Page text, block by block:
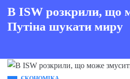
В ISW розкрили, що
Путіна шукати миру